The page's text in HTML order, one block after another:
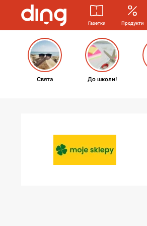
Газетки Продукти
Свята До школи!